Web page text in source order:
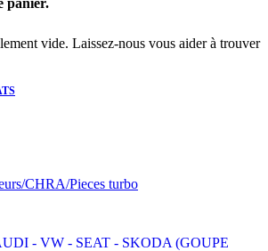
panier.
vide. Laissez-nous vous aider à trouver
CHRA/Pieces turbo
- VW - SEAT - SKODA (GOUPE